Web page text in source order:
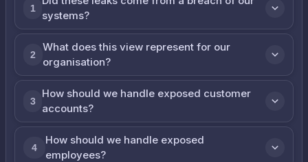
1
systems?
2
What does this view represent for our
organisation?
3
How should we handle exposed customer
accounts?
4
How should we handle exposed
employees?